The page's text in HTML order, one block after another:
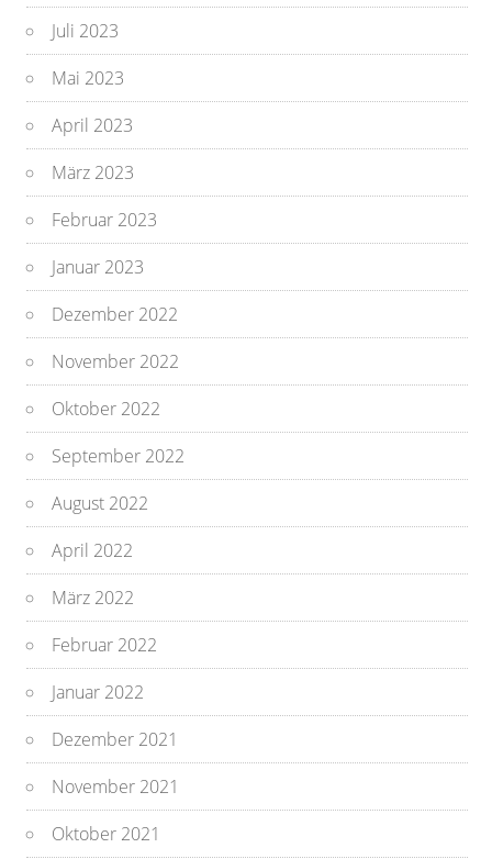
Juli 2023
Mai 2023
April 2023
März 2023
Februar 2023
Januar 2023
Dezember 2022
November 2022
Oktober 2022
September 2022
August 2022
April 2022
März 2022
Februar 2022
Januar 2022
Dezember 2021
November 2021
Oktober 2021